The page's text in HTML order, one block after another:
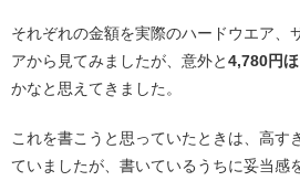
それぞれの金額を実際のハードウエア、
アから見てみましたが、意外と4,780円
かなと思えてきました。
これを書こうと思っていたときは、高す
ていましたが、書いているうちに妥当感